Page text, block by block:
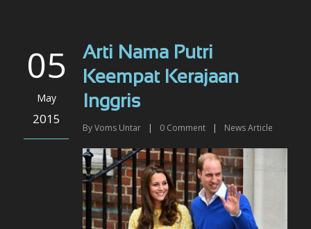
05
May
2015
Arti Nama Putri
Keempat Kerajaan
Inggris
ByVoms Untar | 0 Comment | News Article